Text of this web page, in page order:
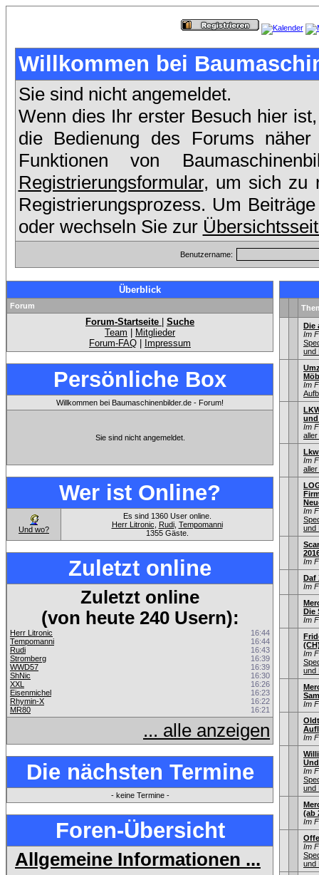
Willkommen bei
Sie sind nicht angemeldet.
Wenn dies Ihr erster Besuch hier
die Bedienung des Forums
Funktionen von
Registrierungsformular, um sich zu
Registrierungsprozess. Um
oder wechseln Sie zur
Benutzername:
Überblick
Forum
Forum-Startseite
Suche
Team
Mitglieder
Forum-FAQ
Impressum
Persönliche Box
Willkommen bei Baumaschinenbilder.de - Forum!
Sie sind nicht angemeldet.
Wer ist Online?
Und wo?
Es sind 1360 User online.
Herr Litronic
Rudi, Tempomanni
1355 Gäste.
Zuletzt online
Zuletzt online
(von heute 240 Usern):
Herr Litronic
16:44
Tempomanni
16:44
Rudi
16:43
Stromberg
16:39
WWD57
16:39
ShNic
16:30
XXL
16:26
Eisenmichel
16:23
Rhymin-X
16:22
MR80
16:21
... alle anzeigen
Die nächsten Termine
- keine Termine -
Foren-Übersicht
Allgemeine Informationen ...
Die
Im
und
Im
Im
aller
Im
aller
Im
und
Im
Daf
Im
Die
Im
Im
und
Im
Im
Im
und
(ab
Im
Im
und